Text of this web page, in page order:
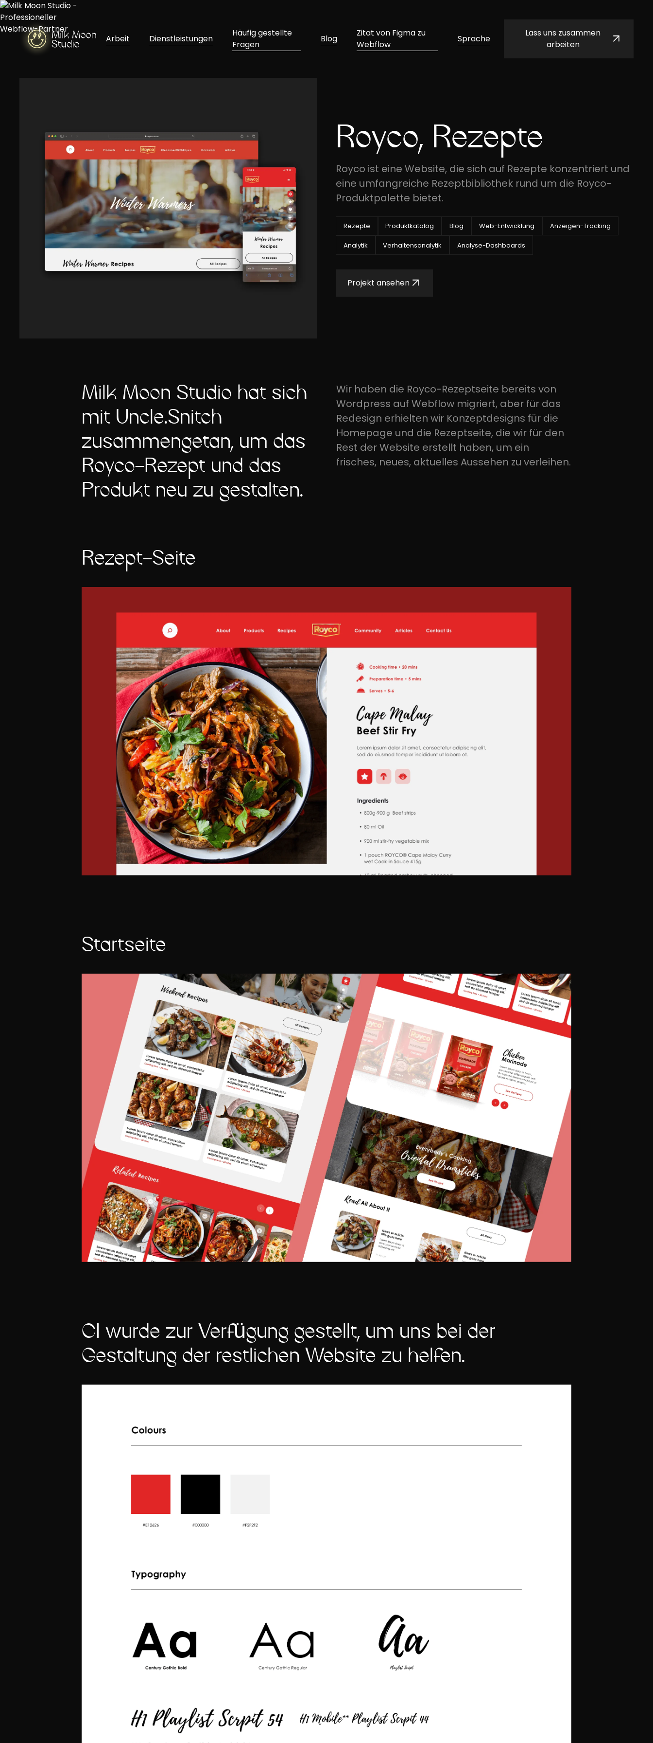
Arbeit Dienstleistungen
Häufig gestellte
Fragen
Blog
Zitat von Figma zu
Webflow
Sprache
Lass uns zusammen
arbeiten
Royco, Rezepte
Royco ist eine Website, die sich auf Rezepte konzentriert und
eine umfangreiche Rezeptbibliothek rund um die Royco-
Produktpalette bietet.
Rezepte Produktkatalog Blog Web-Entwicklung Anzeigen-Tracking
Analytik Verhaltensanalytik Analyse-Dashboards
Projekt ansehen
Milk Moon Studio hat sich
mit Uncle.Snitch
zusammengetan, um das
Royco-Rezept und das
Produkt neu zu gestalten.
Wir haben die Royco-Rezeptseite bereits von
Wordpress auf Webflow migriert, aber für das
Redesign erhielten wir Konzeptdesigns für die
Homepage und die Rezeptseite, die wir für den
Rest der Website erstellt haben, um ein
frisches, neues, aktuelles Aussehen zu verleihen.
Rezept-Seite
Startseite
CI wurde zur Verfügung gestellt, um uns bei der
Gestaltung der restlichen Website zu helfen.